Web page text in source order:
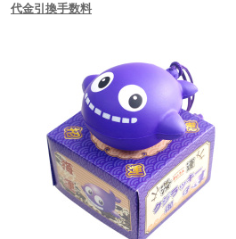
代金引換手数料